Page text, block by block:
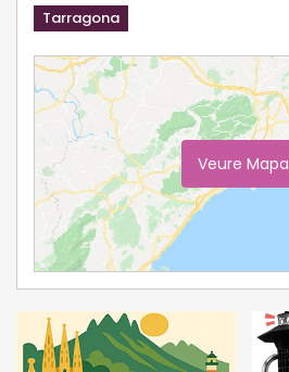
Tarragona
Veure Mapa